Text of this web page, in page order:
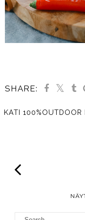
SHARE:
KATI 100%OUTDOOR